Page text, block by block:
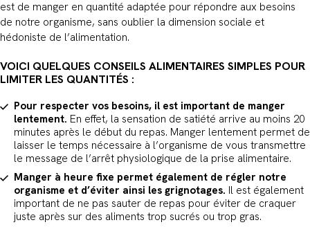
est de manger en quantité adaptée pour répondre aux besoins
de notre organisme, sans oublier la dimension sociale et
hédoniste de l’alimentation.
VOICI QUELQUES CONSEILS ALIMENTAIRES SIMPLES POUR
LIMITER LES QUANTITÉS :
Pour respecter vos besoins, il est important de manger
lentement. En effet, la sensation de satiété arrive au moins 20
minutes après le début du repas. Manger lentement permet de
laisser le temps nécessaire à l’organisme de vous transmettre
le message de l’arrêt physiologique de la prise alimentaire.
Manger à heure fixe permet également de régler notre
organisme et d’éviter ainsi les grignotages. Il est également
important de ne pas sauter de repas pour éviter de craquer
juste après sur des aliments trop sucrés ou trop gras.